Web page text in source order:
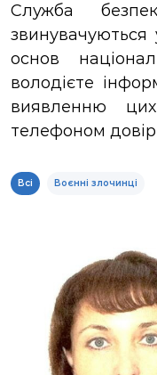
КОРИСНА
ЗВІТИ
ЛІЦЕНЗУВАННЯ
ПОВІСТКИ
Служба
звинувачуються
основ
володієте
виявленню
телефоном
Всі Воєнні злочинці